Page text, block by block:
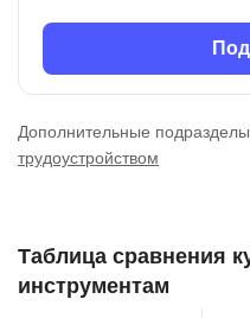
Дополнительные
трудоустройством
Таблица сравнения
инструментам